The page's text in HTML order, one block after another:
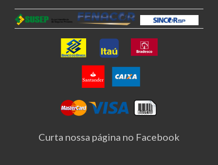
Curta nossa página no Facebook